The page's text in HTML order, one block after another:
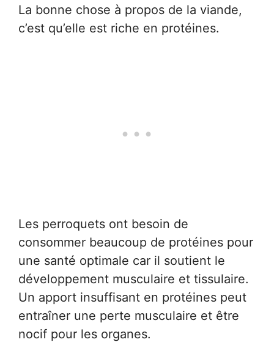
La bonne chose à propos de la viande,
c’est qu’elle est riche en protéines.
Les perroquets ont besoin de
consommer beaucoup de protéines pour
une santé optimale car il soutient le
développement musculaire et tissulaire.
Un apport insuffisant en protéines peut
entraîner une perte musculaire et être
nocif pour les organes.